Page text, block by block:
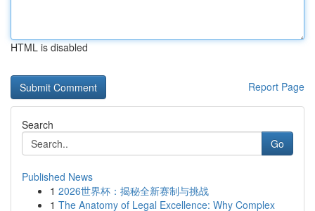
HTML is disabled
Report Page
Search
Go
Published News
1 2026世界杯：揭秘全新赛制与挑战
1 The Anatomy of Legal Excellence: Why Complex